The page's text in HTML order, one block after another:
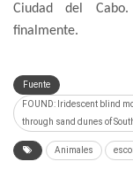
Ciudad del
finalmente.
Fuente
FOUND: Iridescent blind
through sand dunes of
Animales